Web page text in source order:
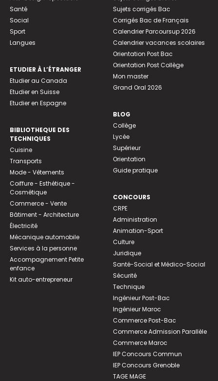
Santé
Social
Sport
Langues
ETUDIER À L’ÉTRANGER
Etudier au Canada
Etudier en Suisse
Etudier en Espagne
BIBLIOTHEQUE DES
TECHNIQUES
Cuisine
Transports
Mode - Vêtements
Coiffure - Esthétique -
Cosmétique
Commerce - Vente
Bâtiment - Architecture
Électricité
Mécanique automobile
Services à la personne
Accompagnement Petite
enfance
Kit auto-entrepreneur
Sujets corrigés Bac
Corrigés Bac de Français
Calendrier Parcoursup 2026
Calendrier vacances scolaires
Orientation Post Bac
Orientation Post Collège
Mon master
Grand Oral 2026
BLOG
Collège
Lycée
Supérieur
Orientation
Guide pratique
CONCOURS
CRPE
Administration
Animation-Sport
Culture
Juridique
Santé-Social et Médico-Social
Sécurité
Technique
Ingénieur Post-Bac
Ingénieur Maroc
Commerce Post-Bac
Commerce Admission Parallèle
Commerce Maroc
IEP Concours Commun
IEP Concours Grenoble
TAGE MAGE